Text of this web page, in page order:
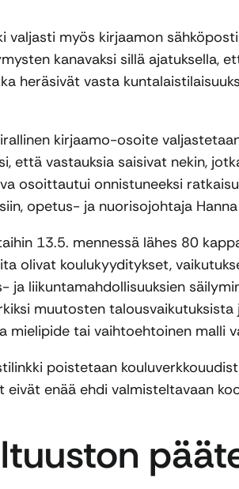
valjasti myös kirjaamon
kanavaksi sillä ajatuksella,
heräsivät vasta
kirjaamo-osoite
että vastauksia saisivat nekin,
osoittautui onnistuneeksi
opetus- ja nuorisojohtaja
13.5. mennessä lähes 80
olivat koulukyyditykset,
ja liikuntamahdollisuuksien
muutosten
mielipide tai vaihtoehtoinen malli
poistetaan
enää ehdi valmisteltavaan